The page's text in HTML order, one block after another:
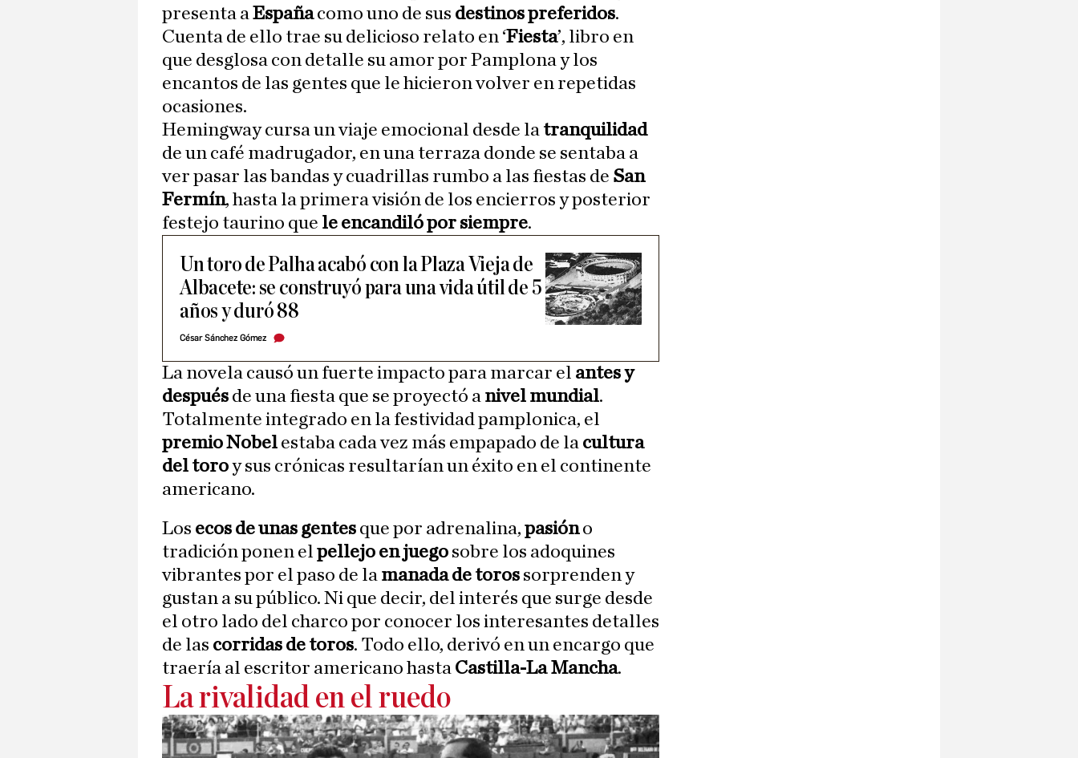
presenta aEspañacomo uno de sus destinos preferidos.
Cuenta de ello trae su delicioso relato en ‘Fiesta’, libro en
que desglosa con detalle su amor por Pamplona y los
encantos de las gentes que le hicieron volver en repetidas
ocasiones.
Hemingway cursa un viaje emocional desde la tranquilidad
de un café madrugador, en una terraza donde se sentaba a
ver pasar las bandas y cuadrillas rumbo a las fiestas de San
Fermín, hasta la primera visión de los encierros y posterior
festejo taurino que le encandiló por siempre.
Un toro de Palha acabó con la Plaza Vieja de
Albacete: se construyó para una vida útil de 5
años y duró 88
César Sánchez Gómez
La novela causó un fuerte impacto para marcar el antes y
después de una fiesta que se proyectó a nivel mundial.
Totalmente integrado en la festividad pamplonica, el
premio Nobel estaba cada vez más empapado de la cultura
del toroy sus crónicas resultarían un éxito en el continente
americano.
Los ecos de unas gentes que por adrenalina, pasióno
tradición ponen el pellejo en juego sobre los adoquines
vibrantes por el paso de la manada de toros sorprenden y
gustan a su público. Ni que decir, del interés que surge desde
el otro lado del charco por conocer los interesantes detalles
de las corridas de toros. Todo ello, derivó en un encargo que
traería al escritor americano hasta Castilla-La Mancha.
La rivalidad en el ruedo